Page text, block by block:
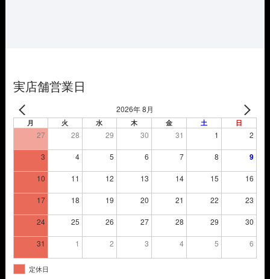
実店舗営業日
2026年 8月
月 火 水 木 金 土 日
27 28 29 30 31 1 2
3 4 5 6 7 8 9
10 11 12 13 14 15 16
17 18 19 20 21 22 23
24 25 26 27 28 29 30
31 1 2 3 4 5 6
定休日